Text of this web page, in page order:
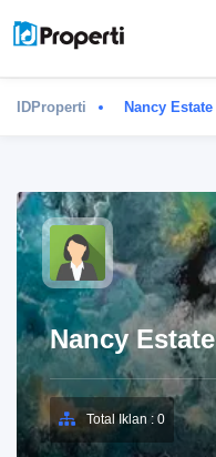
IDProperti Nancy Estate
Nancy Estate
Total Iklan : 0